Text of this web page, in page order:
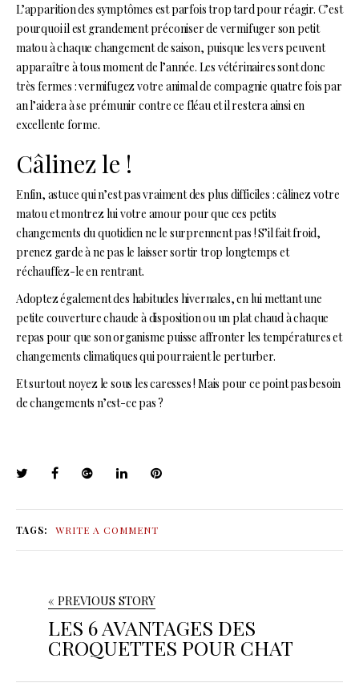
L’apparition des symptômes est parfois trop tard pour réagir. C’est
pourquoi il est grandement préconiser de vermifuger son petit
matou à chaque changement de saison, puisque les vers peuvent
apparaître à tous moment de l’année. Les vétérinaires sont donc
très fermes : vermifugez votre animal de compagnie quatre fois par
an l’aidera à se prémunir contre ce fléau et il restera ainsi en
excellente forme.
Câlinez le !
Enfin, astuce qui n’est pas vraiment des plus difficiles : câlinez votre
matou et montrez lui votre amour pour que ces petits
changements du quotidien ne le surprennent pas ! S’il fait froid,
prenez garde à ne pas le laisser sortir trop longtemps et
réchauffez-le en rentrant.
Adoptez également des habitudes hivernales, en lui mettant une
petite couverture chaude à disposition ou un plat chaud à chaque
repas pour que son organisme puisse affronter les températures et
changements climatiques qui pourraient le perturber.
Et surtout noyez le sous les caresses ! Mais pour ce point pas besoin
de changements n’est-ce pas ?
TAGS: WRITE A COMMENT
« PREVIOUS STORY
LES 6 AVANTAGES DES
CROQUETTES POUR CHAT